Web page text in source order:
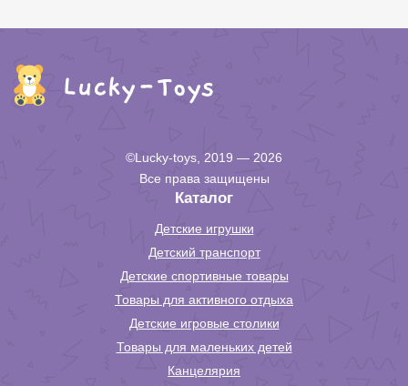
©Lucky-toys, 2019 — 2026
Все права защищены
Каталог
Детские игрушки
Детский транспорт
Детские спортивные товары
Товары для активного отдыха
Детские игровые столики
Товары для маленьких детей
Канцелярия